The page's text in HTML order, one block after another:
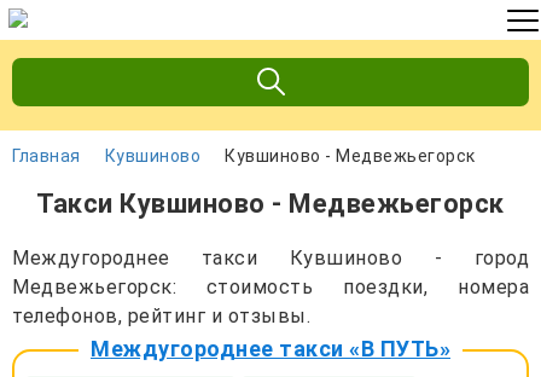
Главная Кувшиново Кувшиново - Медвежьегорск
Такси Кувшиново - Медвежьегорск
Междугороднее такси Кувшиново - город
Медвежьегорск: стоимость поездки, номера
телефонов, рейтинг и отзывы.
Междугороднее такси «В ПУТЬ»